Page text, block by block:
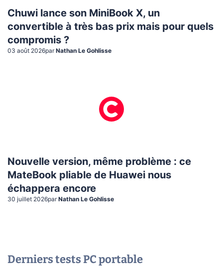
Chuwi lance son MiniBook X, un
convertible à très bas prix mais pour quels
compromis ?
03 août 2026par Nathan Le Gohlisse
Nouvelle version, même problème : ce
MateBook pliable de Huawei nous
échappera encore
30 juillet 2026par Nathan Le Gohlisse
Derniers testsPC portable